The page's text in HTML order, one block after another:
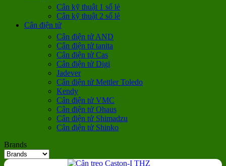
Cân kỹ thuật 1 số lẻ
Cân kỹ thuật 2 số lẻ
Cân điện tử
Cân điện tử AND
Cân điện tử tanita
Cân điện tử Cas
Cân điện tử Digi
Jadever
Cân điện tử Mettler Toledo
Kendy
Cân điện tử VMC
Cân điện tử Ohaus
Cân điện tử Shimadzu
Cân điện tử Shinko
Brands